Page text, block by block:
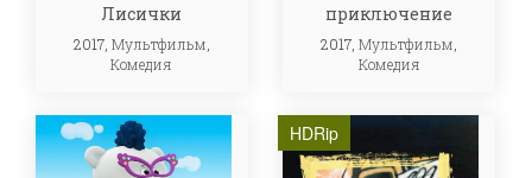
Лисички
2017, Мультфильм
Комедия
приключение
2017,Мультфильм
Комедия
HDRip